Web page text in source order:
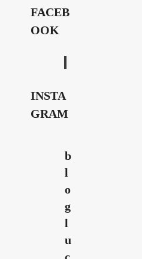
FACEB
OOK
INSTA
GRAM
b
l
o
g
l
u